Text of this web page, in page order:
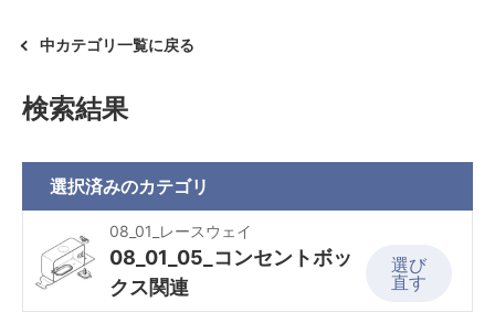
中カテゴリ一覧に戻る
検索結果
選択済みのカテゴリ
08_01_レースウェイ
08_01_05_コンセントボッ
クス関連
選び
直す